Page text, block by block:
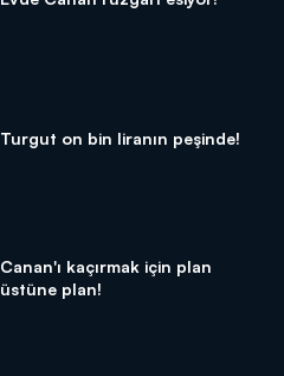
Turgut on bin liranın peşinde!
Canan'ı kaçırmak için plan
üstüne plan!